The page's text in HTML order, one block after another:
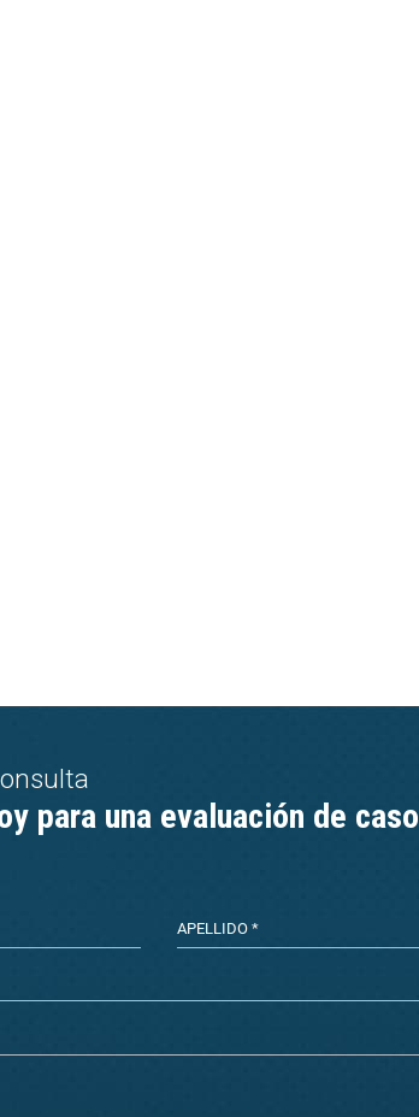
para una evaluación de caso